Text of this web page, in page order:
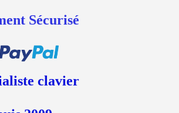
Sécurisé
clavier